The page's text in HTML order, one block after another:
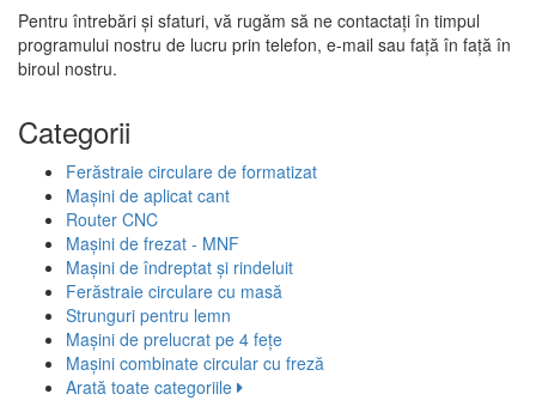
Pentru întrebări și sfaturi, vă rugăm să ne contactați în timpul
programului nostru de lucru prin telefon, e-mail sau față în față în
biroul nostru.
Categorii
Ferăstraie circulare de formatizat
Mașini de aplicat cant
Router CNC
Mașini de frezat - MNF
Mașini de îndreptat și rindeluit
Ferăstraie circulare cu masă
Strunguri pentru lemn
Mașini de prelucrat pe 4 fețe
Mașini combinate circular cu freză
Arată toate categoriile